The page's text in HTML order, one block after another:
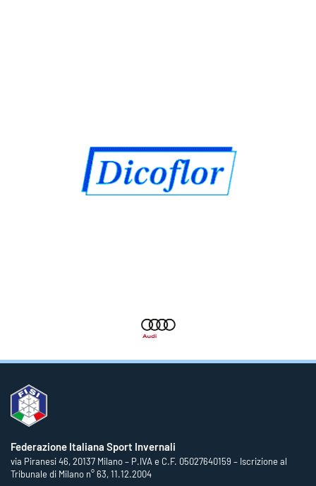
Federazione Italiana Sport Invernali
via Piranesi 46, 20137 Milano – P.IVA e C.F. 05027640159 – Iscrizione al
Tribunale di Milano n° 63, 11.12.2004